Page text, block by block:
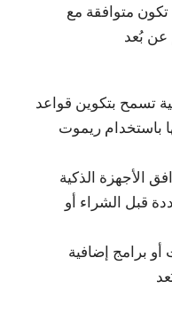
تكون متوافقة مع
عن بُعد
تسمح بتكوين قواعد
باستخدام ريموت
الأجهزة الذكية
قبل الشراء أو
أو برامج إضافية